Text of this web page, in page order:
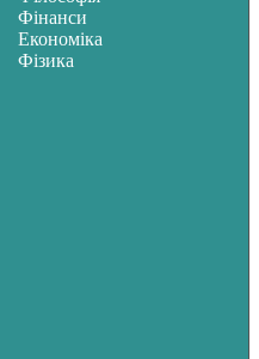
Фінанси
Економіка
Фізика